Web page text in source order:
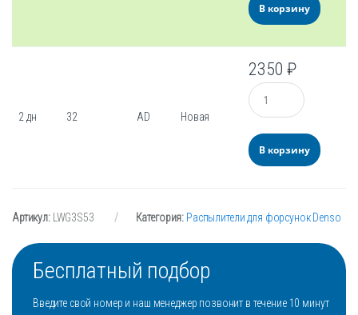
В корзину
2 дн 32 AD Новая
2350₽
Количество
В корзину
Артикул: LWG3S53 Категория: Распылители для форсунок Denso
Бесплатный подбор
Введите свой номер и наш менеджер позвонит в течение 10 минут